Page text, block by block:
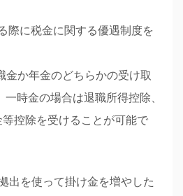
際に税金に関する優遇制度を
か年金のどちらかの受け取
時金の場合は退職所得控除、
控除を受けることが可能で
出を使って掛け金を増やした